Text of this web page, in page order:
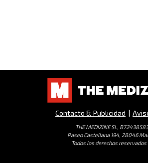
Contacto & Publicidad |
THE MEDIZINE SL, B72438583
Paseo Castellana 194, 28046
Todos los derechos